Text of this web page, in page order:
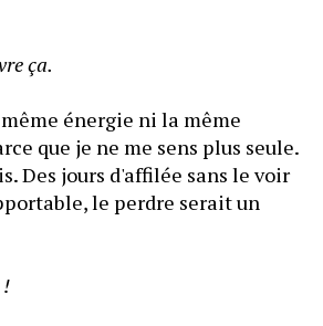
ça.
même énergie ni la même
que je ne me sens plus seule.
Des jours d'affilée sans le voir
le perdre serait un
!